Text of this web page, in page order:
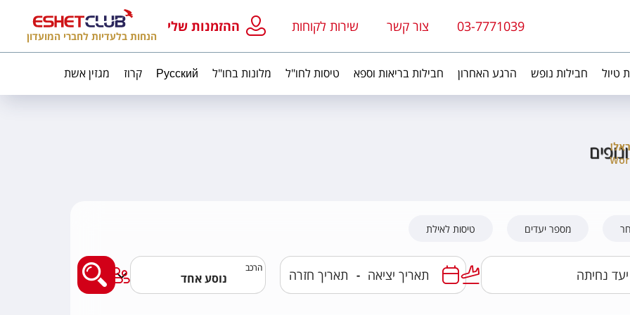
03-7771039 צור קשר שירות לקוחות ההזמנות שלי
הנחות בלעדיות לחברי המועדון
טיול חבילות נופש הרגע האחרון חבילות בריאות וספא טיסות לחו"ל מלונות בחו"ל Русский קרוז מגזין אשת
מספר יעדים טיסות לאילת
- הרכב מצאו לי טיסה